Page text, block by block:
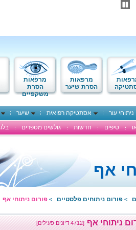
מרפאות
הסרת שיער
מרפאות
הסרת
משקפיים
ניתוחי עור אסתטיקה רפואית שיער
טיפים חדשות גולשים מספרים
אף
> פורום ניתוחים פלסטיים > פורום ניתוחי אף
[4712 דיונים פעילים] ניתוחי אף